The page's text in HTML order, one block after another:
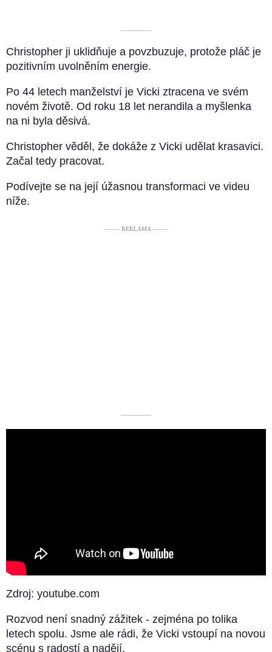
––––––––––
Christopher ji uklidňuje a povzbuzuje, protože pláč je
pozitivním uvolněním energie.
Po 44 letech manželství je Vicki ztracena ve svém
novém životě. Od roku 18 let nerandila a myšlenka
na ni byla děsivá.
Christopher věděl, že dokáže z Vicki udělat krasavici.
Začal tedy pracovat.
Podívejte se na její úžasnou transformaci ve videu
níže.
––––– REKLAMA –––––
––––––––––
Zdroj: youtube.com
Rozvod není snadný zážitek - zejména po tolika
letech spolu. Jsme ale rádi, že Vicki vstoupí na novou
scénu s radostí a nadějí.